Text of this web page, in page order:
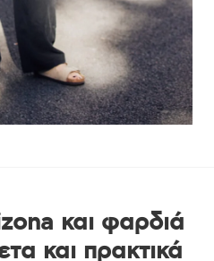
και φαρδιά
και πρακτικά